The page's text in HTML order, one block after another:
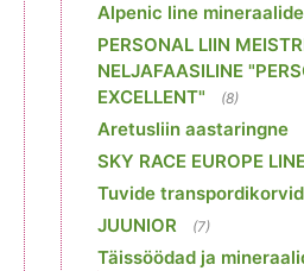
Alpenic line
PERSONAL LIIN
NELJAFAASILINE
EXCELLENT"
(8)
Aretusliin aastaringne
SKY RACE EUROPE
Tuvide transpordikorvid
JUUNIOR (7)
Täissöödad ja